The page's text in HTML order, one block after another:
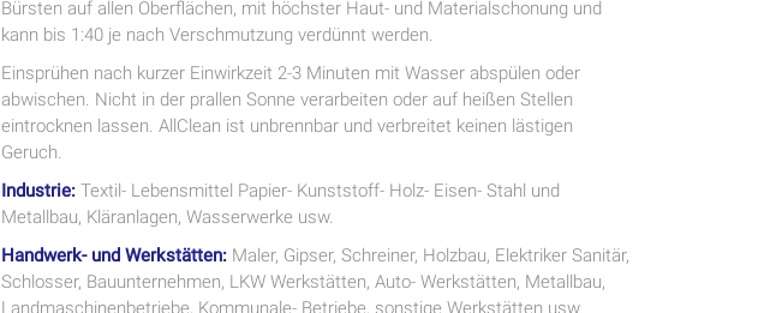
Bürsten auf allen Oberflächen, mit höchster Haut- und Materialschonung und
kann bis 1:40 je nach Verschmutzung verdünnt werden.
Einsprühen nach kurzer Einwirkzeit 2-3 Minuten mit Wasser abspülen oder
abwischen. Nicht in der prallen Sonne verarbeiten oder auf heißen Stellen
eintrocknen lassen. AllClean ist unbrennbar und verbreitet keinen lästigen
Geruch.
Industrie: Textil- Lebensmittel Papier- Kunststoff- Holz- Eisen- Stahl und
Metallbau, Kläranlagen, Wasserwerke usw.
Handwerk- und Werkstätten: Maler, Gipser, Schreiner, Holzbau, Elektriker Sanitär,
Schlosser, Bauunternehmen, LKW Werkstätten, Auto- Werkstätten, Metallbau,
Landmaschinenbetriebe, Kommunale- Betriebe, sonstige Werkstätten usw.